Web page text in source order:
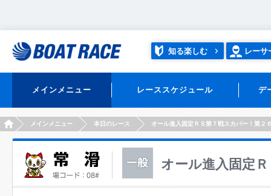
知る楽しむ レーサ
メインメニュー レーススケジュール デ
HOMEメインメニュー 本日のレース オール進入固定ＲＳ第７戦スカパー！第２
オール進入固定